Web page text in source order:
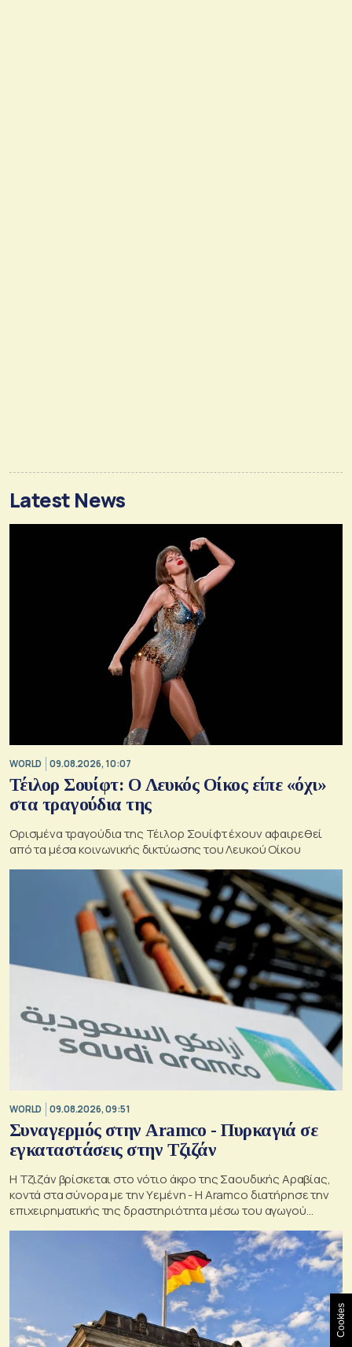
Latest News
WORLD 09.08.2026, 10:07
Τέιλορ Σουίφτ: Ο Λευκός Οίκος είπε «όχι»
στα τραγούδια της
Ορισμένα τραγούδια της Τέιλορ Σουίφτ έχουν αφαιρεθεί
από τα μέσα κοινωνικής δικτύωσης του Λευκού Οίκου
WORLD 09.08.2026, 09:51
Συναγερμός στην Aramco - Πυρκαγιά σε
εγκαταστάσεις στην Τζιζάν
Η Τζιζάν βρίσκεται στο νότιο άκρο της Σαουδικής Αραβίας,
κοντά στα σύνορα με την Υεμένη - Η Aramco διατήρησε την
επιχειρηματικής της δραστηριότητα μέσω του αγωγού
Cookies